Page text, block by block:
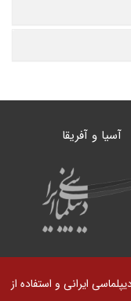
آسیا و آفریقا
ایرانی و استفاده از